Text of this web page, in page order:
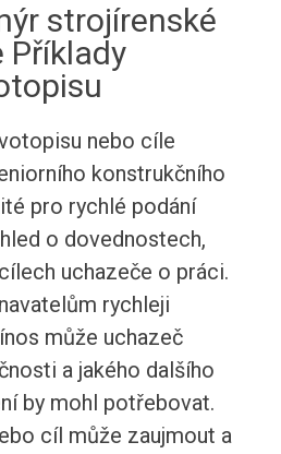
strojírenské
Příklady
nebo cíle
konstrukčního
pro rychlé podání
o dovednostech,
uchazeče o práci.
rychleji
může uchazeč
a jakého dalšího
by mohl potřebovat.
cíl může zaujmout a